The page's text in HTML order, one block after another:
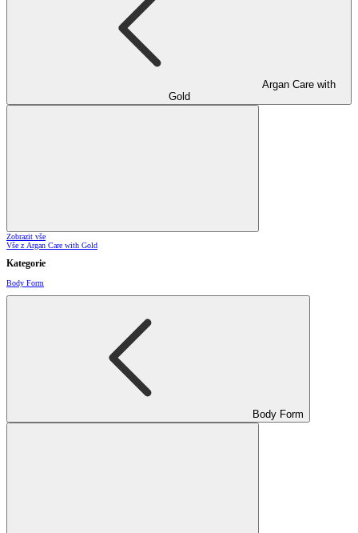
Argan Care with
Gold
Zobrazit vše
Vše z Argan Care with Gold
Kategorie
Body Form
Body Form